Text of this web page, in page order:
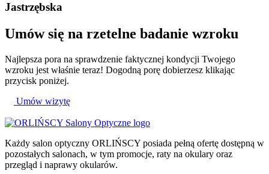
Jastrzębska
Umów się na rzetelne badanie wzroku
Najlepsza pora na sprawdzenie faktycznej kondycji Twojego
wzroku jest właśnie teraz! Dogodną porę dobierzesz klikając
przycisk poniżej.
Umów wizytę
Każdy salon optyczny ORLIŃSCY posiada pełną ofertę dostępną w
pozostałych salonach, w tym promocje, raty na okulary oraz
przegląd i naprawy okularów.